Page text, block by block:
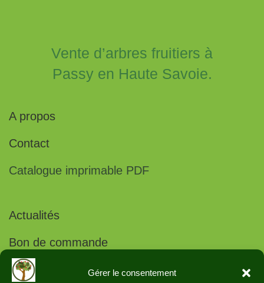
Gérer le consentement
Vente d’arbres fruitiers à
Passy en Haute Savoie.
A propos
Contact
Catalogue imprimable PDF
Actualités
Bon de commande
Projets vergers conservatoires